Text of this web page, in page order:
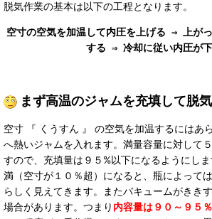
脱気作業の基本は以下の工程となります。
空寸の空気を加温して内圧を上げる ⇒
上が
する ⇒ 冷却に従い内圧が
まず高温のジャムを充填して脱
空寸 『 くうすん 』 の空気を加温するにはあ
へ熱いジャムを入れます。満量容量に対して
すので、充填量は９５%以下になるようにし
満（空寸が１０％超）になると、瓶によって
らしく見えてきます。またバキュームがきき
場合があります。つまり 内容量は９０～９５